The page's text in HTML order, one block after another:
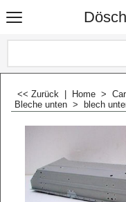
<< Zurück Home >
Bleche unten > blech